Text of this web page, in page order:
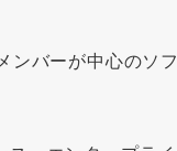
バーが中心のソ